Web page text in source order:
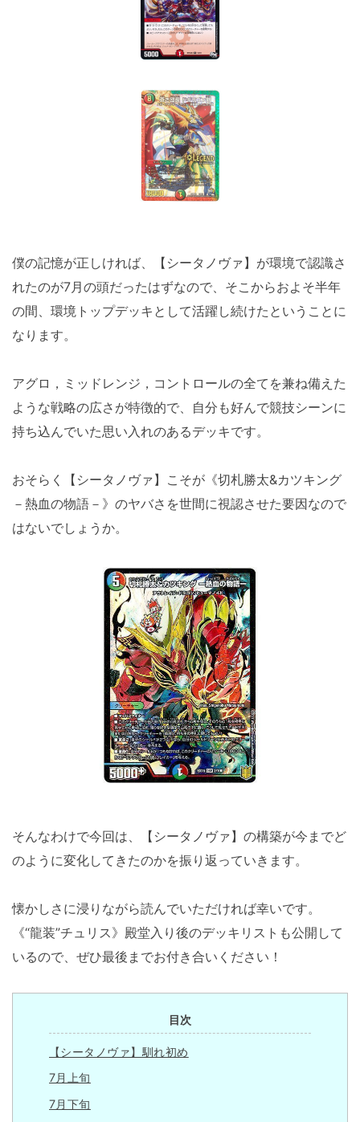
僕の記憶が正しければ、【シータノヴァ】が環境で認識さ
れたのが7月の頭だったはずなので、そこからおよそ半年
の間、環境トップデッキとして活躍し続けたということに
なります。
アグロ，ミッドレンジ，コントロールの全てを兼ね備えた
ような戦略の広さが特徴的で、自分も好んで競技シーンに
持ち込んでいた思い入れのあるデッキです。
おそらく【シータノヴァ】こそが《切札勝太&カツキング
－熱血の物語－》のヤバさを世間に視認させた要因なので
はないでしょうか。
そんなわけで今回は、【シータノヴァ】の構築が今までど
のように変化してきたのかを振り返っていきます。
懐かしさに浸りながら読んでいただければ幸いです。
《“龍装”チュリス》殿堂入り後のデッキリストも公開して
いるので、ぜひ最後までお付き合いください！
目次
【シータノヴァ】馴れ初め
7月上旬
7月下旬